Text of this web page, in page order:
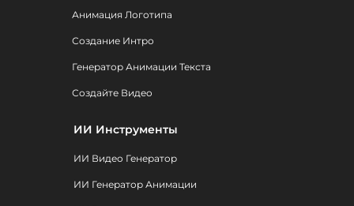
Анимация Логотипа
Создание Интро
Генератор Анимации Текста
Создайте Видео
ИИ Инструменты
ИИ Видео Генератор
ИИ Генератор Анимации